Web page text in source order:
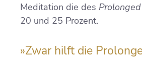
Meditation die des
20 und 25 Prozent.
»Zwar hilft die